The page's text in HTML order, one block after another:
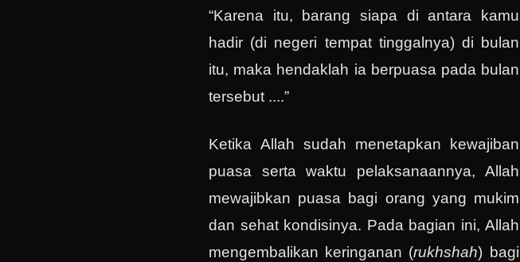
“Karena itu, barang siapa di antara kamu
hadir (di negeri tempat tinggalnya) di bulan
itu, maka hendaklah ia berpuasa pada bulan
tersebut ....”
Ketika Allah sudah menetapkan kewajiban
puasa serta waktu pelaksanaannya, Allah
mewajibkan puasa bagi orang yang mukim
dan sehat kondisinya. Pada bagian ini, Allah
mengembalikan keringanan (rukhshah) bagi